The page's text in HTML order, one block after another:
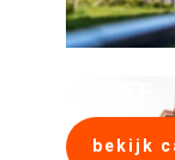
bekijk